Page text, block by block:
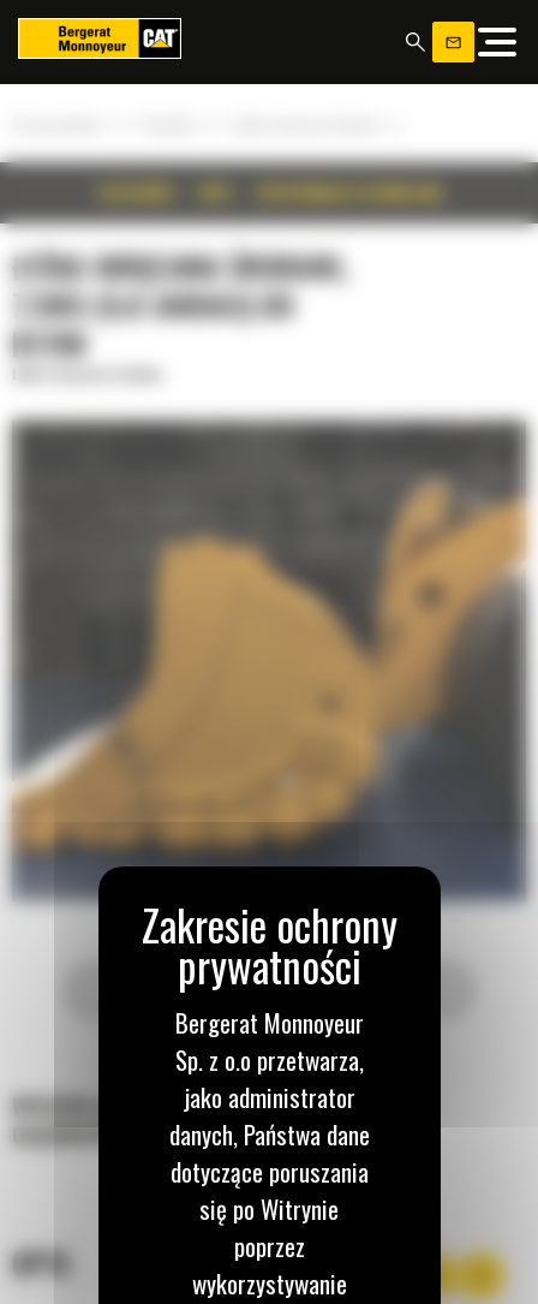
ŁYŻKA SKRĘCANA ŚRUBAMI,
7,5M3 (9,8 JARDA3) DO
R1700
WYGODA ŁĄCZENIA ŚRUBAMI, DLA KOPALŃ
GŁĘBINOWYCH
OPIS
Panel zarządzania plikami cookies
Bergerat Monnoyeur
Sp. z o.o przetwarza,
jako administrator
danych, Państwa dane
dotyczące poruszania
się po Witrynie
poprzez
wykorzystywanie